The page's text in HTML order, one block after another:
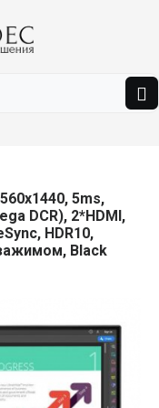
5ms,
DCR), 2*HDMI,
HDR10,
Black